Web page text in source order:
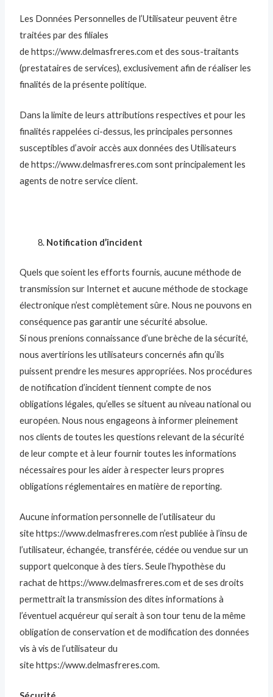
Les Données Personnelles de l’Utilisateur peuvent être
traitées par des filiales
de https://www.delmasfreres.com et des sous-traitants
(prestataires de services), exclusivement afin de réaliser les
finalités de la présente politique.
Dans la limite de leurs attributions respectives et pour les
finalités rappelées ci-dessus, les principales personnes
susceptibles d’avoir accès aux données des Utilisateurs
de https://www.delmasfreres.com sont principalement les
agents de notre service client.
Notification d’incident
Quels que soient les efforts fournis, aucune méthode de
transmission sur Internet et aucune méthode de stockage
électronique n’est complètement sûre. Nous ne pouvons en
conséquence pas garantir une sécurité absolue.
Si nous prenions connaissance d’une brèche de la sécurité,
nous avertirions les utilisateurs concernés afin qu’ils
puissent prendre les mesures appropriées. Nos procédures
de notification d’incident tiennent compte de nos
obligations légales, qu’elles se situent au niveau national ou
européen. Nous nous engageons à informer pleinement
nos clients de toutes les questions relevant de la sécurité
de leur compte et à leur fournir toutes les informations
nécessaires pour les aider à respecter leurs propres
obligations réglementaires en matière de reporting.
Aucune information personnelle de l’utilisateur du
site https://www.delmasfreres.com n’est publiée à l’insu de
l’utilisateur, échangée, transférée, cédée ou vendue sur un
support quelconque à des tiers. Seule l’hypothèse du
rachat de https://www.delmasfreres.com et de ses droits
permettrait la transmission des dites informations à
l’éventuel acquéreur qui serait à son tour tenu de la même
obligation de conservation et de modification des données
vis à vis de l’utilisateur du
site https://www.delmasfreres.com.